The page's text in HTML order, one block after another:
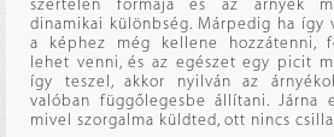
szertelen formája és az árnyék
dinamikai különbség. Márpedig ha így
a képhez még kellene hozzátenni,
lehet venni, és az egészet egy picit
így teszel, akkor nyilván az
valóban függőlegesbe állítani. Járna
mivel szorgalma küldted, ott nincs